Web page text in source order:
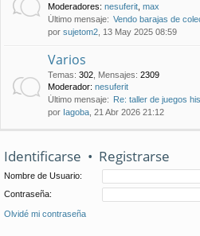
Moderadores: nesuferit max
Último mensaje: Vendo barajas de
por sujetom2 , 13 May 2025 08:59
Varios
Temas: 302 Mensajes: 2309
Moderador: nesuferit
Último mensaje: Re: taller de juegos
por Iagoba , 21 Abr 2026 21:12
Identificarse • Registrarse
Nombre de Usuario:
Contraseña:
Olvidé mi contraseña